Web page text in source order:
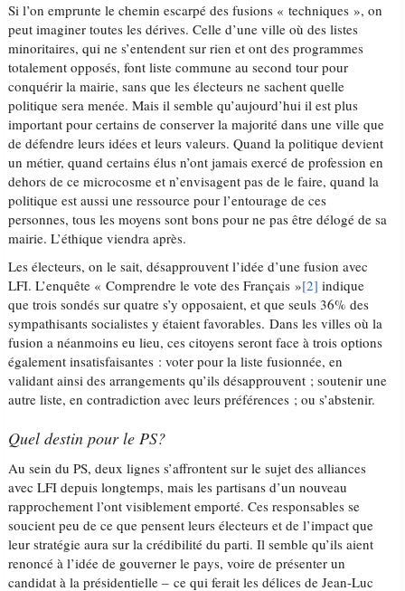
Si l’on emprunte le chemin escarpé des fusions « techniques », on
peut imaginer toutes les dérives. Celle d’une ville où des listes
minoritaires, qui ne s’entendent sur rien et ont des programmes
totalement opposés, font liste commune au second tour pour
conquérir la mairie, sans que les électeurs ne sachent quelle
politique sera menée. Mais il semble qu’aujourd’hui il est plus
important pour certains de conserver la majorité dans une ville que
de défendre leurs idées et leurs valeurs. Quand la politique devient
un métier, quand certains élus n’ont jamais exercé de profession en
dehors de ce microcosme et n’envisagent pas de le faire, quand la
politique est aussi une ressource pour l’entourage de ces
personnes, tous les moyens sont bons pour ne pas être délogé de sa
mairie. L’éthique viendra après.
Les électeurs, on le sait, désapprouvent l’idée d’une fusion avec
LFI. L’enquête « Comprendre le vote des Français »[2] indique
que trois sondés sur quatre s’y opposaient, et que seuls 36% des
sympathisants socialistes y étaient favorables. Dans les villes où la
fusion a néanmoins eu lieu, ces citoyens seront face à trois options
également insatisfaisantes : voter pour la liste fusionnée, en
validant ainsi des arrangements qu’ils désapprouvent ; soutenir une
autre liste, en contradiction avec leurs préférences ; ou s’abstenir.
Quel destin pour le PS?
Au sein du PS, deux lignes s’affrontent sur le sujet des alliances
avec LFI depuis longtemps, mais les partisans d’un nouveau
rapprochement l’ont visiblement emporté. Ces responsables se
soucient peu de ce que pensent leurs électeurs et de l’impact que
leur stratégie aura sur la crédibilité du parti. Il semble qu’ils aient
renoncé à l’idée de gouverner le pays, voire de présenter un
candidat à la présidentielle – ce qui ferait les délices de Jean-Luc